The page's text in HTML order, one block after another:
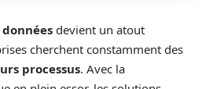
devient un atout
cherchent constamment des
processus. Avec la